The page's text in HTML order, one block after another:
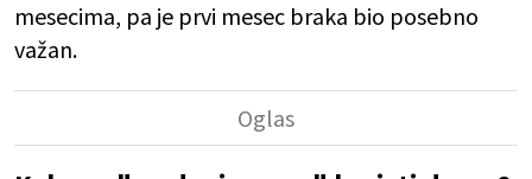
mesecima, pa je prvi mesec braka bio posebno
važan.